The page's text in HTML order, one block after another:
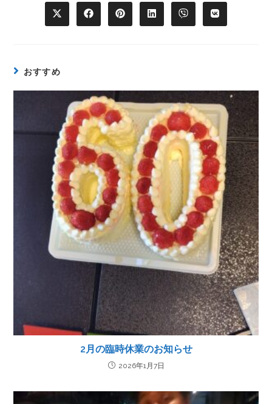
おすすめ
2月の臨時休業のお知らせ
2026年1月7日